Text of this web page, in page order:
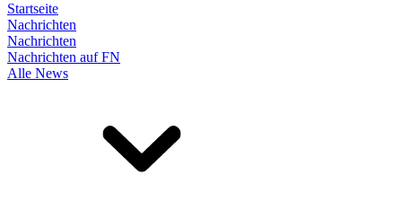
Startseite
Nachrichten
Nachrichten
Nachrichten auf FN
Alle News